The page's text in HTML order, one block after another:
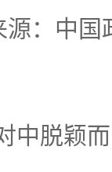
源：中
中脱颖